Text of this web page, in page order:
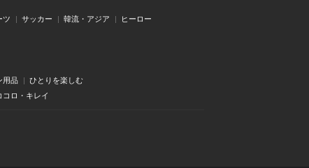
ツ サッカー 韓流・アジア ヒーロー
用品 ひとりを楽しむ
ロ・キレイ